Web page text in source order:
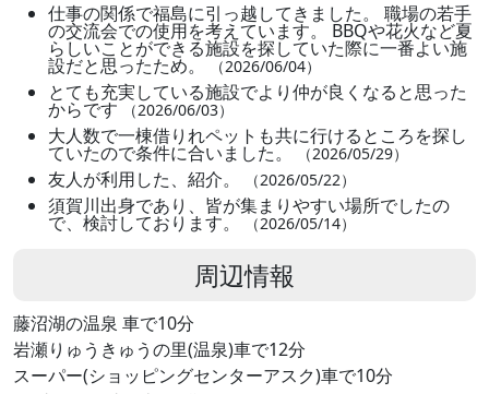
仕事の関係で福島に引っ越してきました。 職場の若手
の交流会での使用を考えています。 BBQや花火など夏
らしいことができる施設を探していた際に一番よい施
設だと思ったため。 （2026/06/04）
とても充実している施設でより仲が良くなると思った
からです （2026/06/03）
大人数で一棟借りれペットも共に行けるところを探し
ていたので条件に合いました。 （2026/05/29）
友人が利用した、紹介。 （2026/05/22）
須賀川出身であり、皆が集まりやすい場所でしたの
で、検討しております。 （2026/05/14）
周辺情報
藤沼湖の温泉 車で10分
岩瀬りゅうきゅうの里(温泉)車で12分
スーパー(ショッピングセンターアスク)車で10分